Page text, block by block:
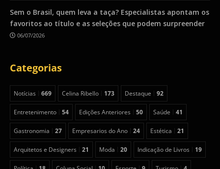
Sem o Brasil, quem leva a taça? Especialistas apontam os
favoritos ao título e as seleções que podem surpreender
06/07/2026
Categorias
Notícias 669 Celina Ribello 173 Destaque 92
Entretenimento 54 Edições Anteriores 50 Saúde 41
Gastronomia 27 Empresarios do Ano 24 Estética 21
Arquitetos e Designers 21 Moda 20 Indicação de Livros 19